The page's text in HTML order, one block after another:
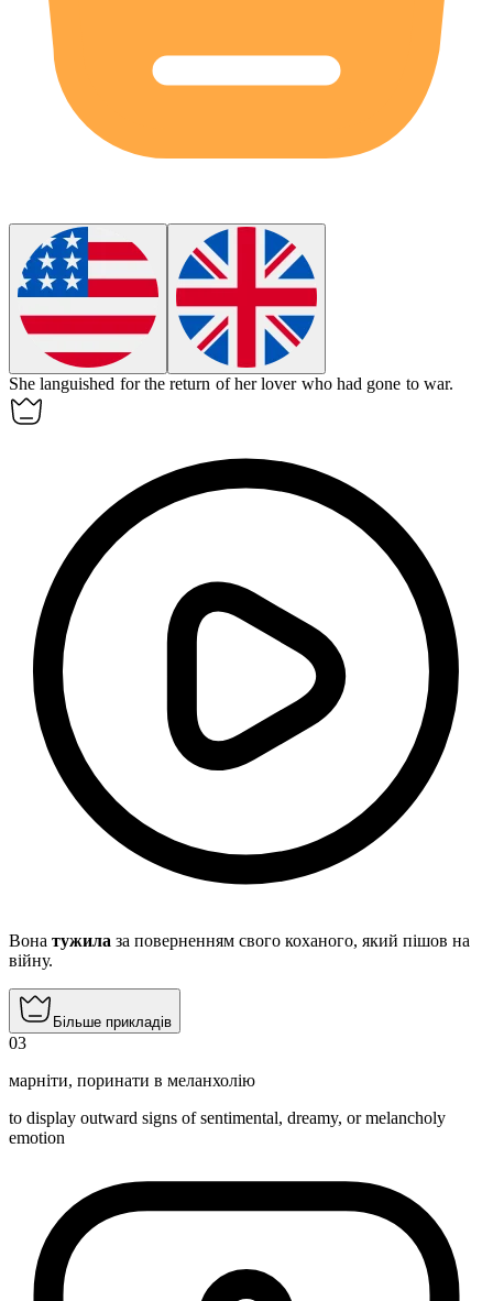
Shelanguished for the return of her lover who had gone to war.
Вона тужила за поверненням свого коханого, який пішов на
війну.
Більше прикладів
03
марніти, поринати в меланхолію
to display outward signs of sentimental, dreamy, or melancholy
emotion